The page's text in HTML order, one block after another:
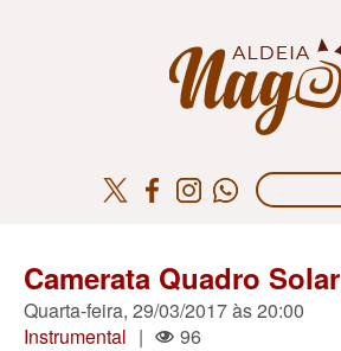
Camerata Quadro Solar
Quarta-feira, 29/03/2017 às 20:00
Instrumental | 96